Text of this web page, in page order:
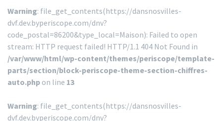
Warning: file_get_contents(https://dansnosvilles-
dvf.dev.byperiscope.com/dnv?
code_postal=86200&type_local=Maison): Failed to open
stream: HTTP request failed! HTTP/1.1 404 Not Found in
/var/www/html/wp-content/themes/periscope/template-
parts/section/block-periscope-theme-section-chiffres-
auto.php on line 13
Warning: file_get_contents(https://dansnosvilles-
dvf.dev.byperiscope.com/dnv?